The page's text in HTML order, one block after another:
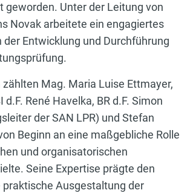
geworden. Unter der Leitung von
Novak arbeitete ein engagiertes
der Entwicklung und Durchführung
Mag. Maria Luise Ettmayer,
d.F. René Havelka, BR d.F. Simon
der SAN LPR) und Stefan
Beginn an eine maßgebliche Rolle
und organisatorischen
Seine Expertise prägte den
praktische Ausgestaltung der